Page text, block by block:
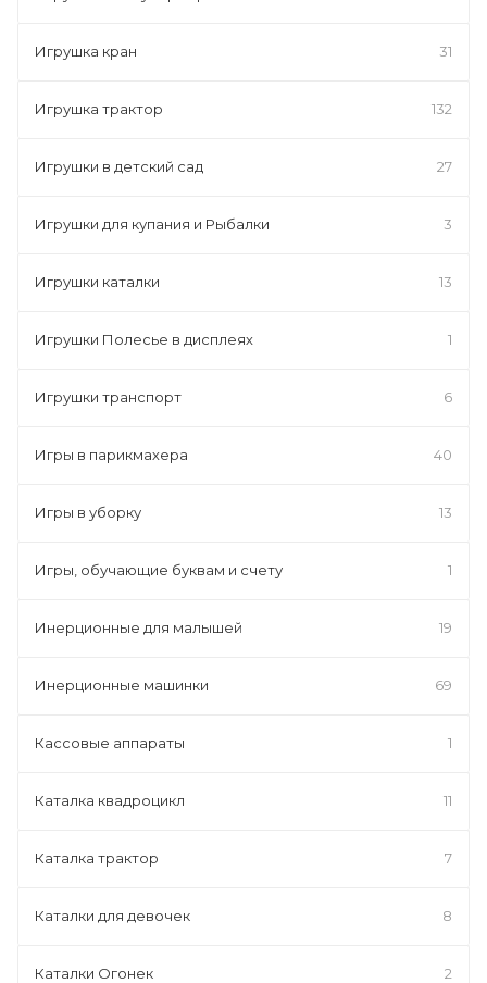
Игрушка кран 31
Игрушка трактор 132
Игрушки в детский сад 27
Игрушки для купания и Рыбалки 3
Игрушки каталки 13
Игрушки Полесье в дисплеях 1
Игрушки транспорт 6
Игры в парикмахера 40
Игры в уборку 13
Игры, обучающие буквам и счету 1
Инерционные для малышей 19
Инерционные машинки 69
Кассовые аппараты 1
Каталка квадроцикл 11
Каталка трактор 7
Каталки для девочек 8
Каталки Огонек 2